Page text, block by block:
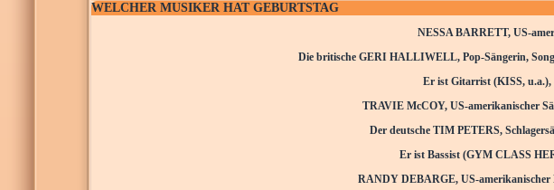
WELCHER MUSIKER HAT GEBURTSTAG
NESSA BARRETT, US-
Die britische GERI HALLIWELL, Pop-Sängerin,
Er ist Gitarrist(KISS, u.a.),
TRAVIE McCOY, US-amerikanischer
Der deutsche TIM PETERS,
Er ist Bassist (GYM CLASS
RANDY DEBARGE, US-amerikanischer